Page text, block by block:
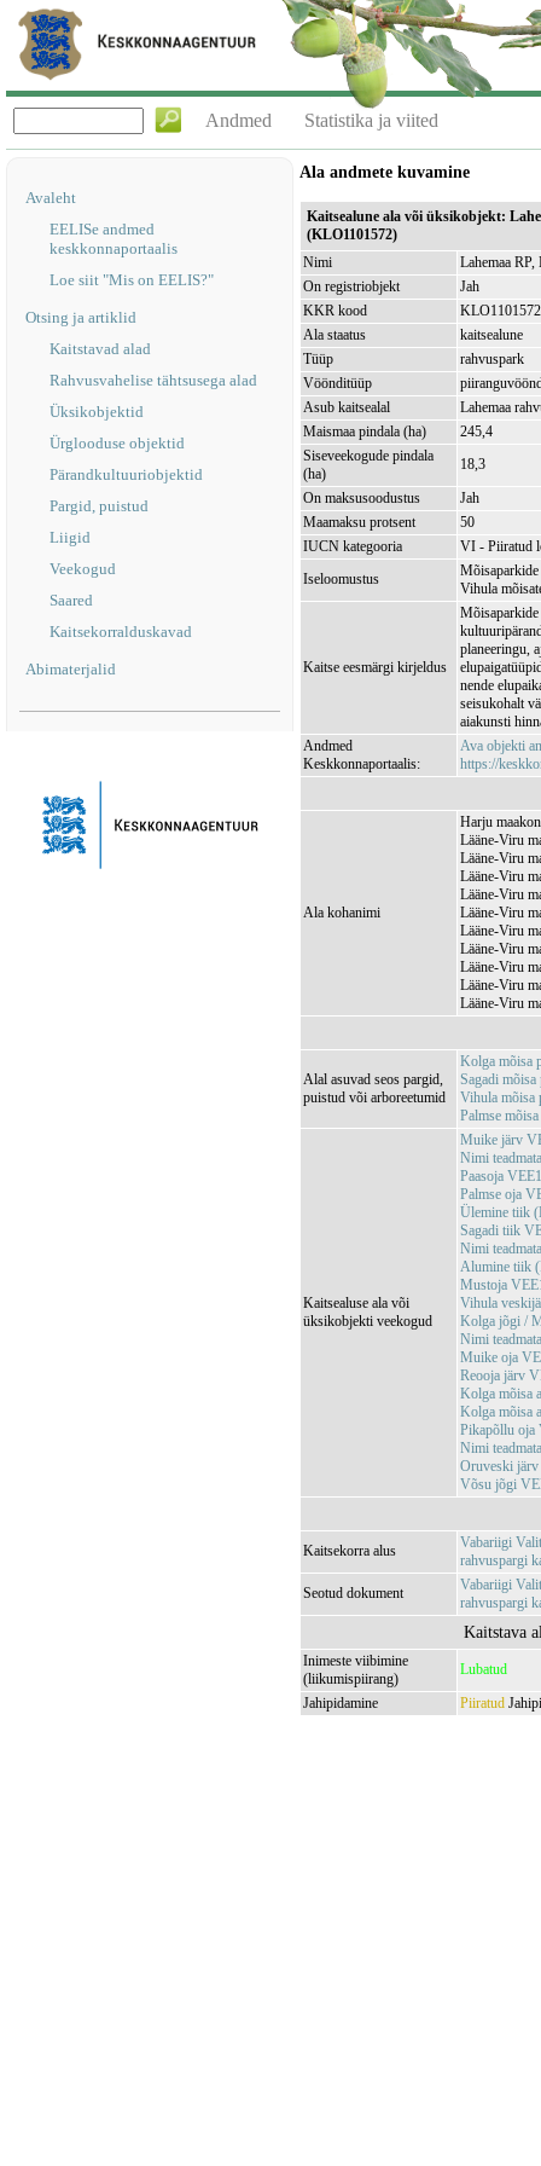
Andmed Statistika ja viited
Avaleht
EELISe andmed
keskkonnaportaalis
Loe siit "Mis on EELIS?"
Otsing ja artiklid
Kaitstavad alad
Rahvusvahelise tähtsusega alad
Üksikobjektid
Ürglooduse objektid
Pärandkultuuriobjektid
Pargid, puistud
Liigid
Veekogud
Saared
Kaitsekorralduskavad
Abimaterjalid
Ala andmete kuvamine
Kaitsealune ala või üksikobjekt:
(KLO1101572)
Nimi
Lahemaa
On registriobjekt
Jah
KKR kood
KLO1101572
Ala staatus
kaitsealune
Tüüp
rahvuspark
Vöönditüüp
Asub kaitsealal
Lahemaa
Maismaa pindala (ha)
245,4
Siseveekogude pindala
(ha)
18,3
On maksusoodustus
Jah
Maamaksu protsent
50
IUCN kategooria
VI - Piiratud
Iseloomustus
Vihula
Kaitse eesmärgi kirjeldus
planeeringu,
nende
seisukohalt
aiakunsti
Andmed
Keskkonnaportaalis:
Ava objekti
https://
Ala kohanimi
Harju
Lääne-Viru
Lääne-Viru
Lääne-Viru
Lääne-Viru
Lääne-Viru
Lääne-Viru
Lääne-Viru
Lääne-Viru
Lääne-Viru
Lääne-Viru
Alal asuvad seos pargid,
puistud või arboreetumid
Kolga mõisa
Sagadi mõisa
Vihula mõisa
Palmse
Kaitsealuse ala või
üksikobjekti veekogud
Muike järv
Nimi
Paasoja
Palmse oja
Ülemine tiik
Sagadi tiik
Nimi
Alumine tiik
Mustoja
Vihula
Kolga jõgi /
Nimi
Muike oja
Reooja järv
Kolga mõisa
Kolga mõisa
Pikapõllu oja
Nimi
Oruveski
Võsu jõgi
Kaitsekorra alus
Vabariigi
rahvuspargi
Seotud dokument
Vabariigi
rahvuspargi
Kaitstava
Inimeste viibimine
(liikumispiirang)
Lubatud
Jahipidamine
Piiratud